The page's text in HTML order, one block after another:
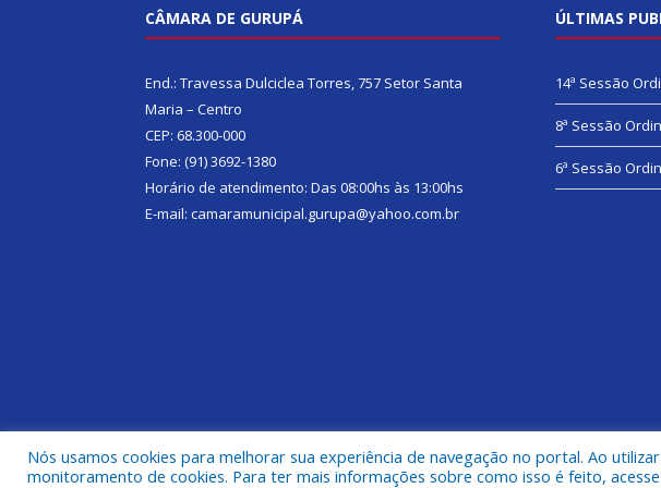
CÂMARA DE GURUPÁ
End.: Travessa Dulciclea Torres, 757 Setor Santa
Maria – Centro
CEP: 68.300-000
Fone: (91) 3692-1380
Horário de atendimento: Das 08:00hs às 13:00hs
E-mail: camaramunicipal.gurupa@yahoo.com.br
ÚLTIMAS
14ª Sessão
8ª Sessão
6ª Sessão
Todos os direitos reservados a Câmara Municipal de Gurupá.
Nós usamos cookies para melhorar sua experiência de navegação no portal. Ao
monitoramento de cookies. Para ter mais informações sobre como isso é feito,